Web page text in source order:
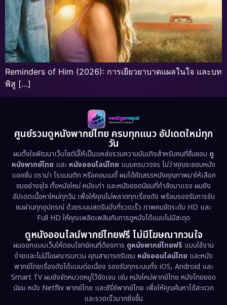
Reminders of Him (2026): การเยียวยาบาดแผลในใจ และบท
พิสู […]
ศูนย์รวมดูหนังพากย์ไทย ครบทุกแนว อัปเดตใหม่ทุก
วัน
ผมตั้งใจพัฒนาเว็บไซต์นี้ให้เป็นแหล่งรวมความบันเทิงสำหรับคนที่ชื่นชอบ ดู
หนังพากย์ไทย และ หนังออนไลน์ไทย แบบครบวงจร ไม่ว่าคุณจะชอบหนัง
แอคชั่น ดราม่า โรแมนติก หรือคอมเมดี้ ผมได้คัดสรรหนังคุณภาพมาให้เลือก
ชมอย่างจุใจ ทั้งหนังใหม่ หนังเก่า และหนังยอดนิยมที่กำลังมาแรง ผมยัง
อัปเดตเนื้อหาใหม่ทุกวัน เพื่อให้คุณไม่พลาดทุกเรื่องดัง พร้อมรองรับการรับ
ชมผ่านทุกอุปกรณ์ ด้วยระบบสตรีมมิ่งที่รวดเร็ว ภาพคมชัดระดับ HD และ
Full HD ให้คุณเพลิดเพลินกับการดูหนังได้แบบไม่มีสะดุด
ดูหนังออนไลน์พากย์ไทยฟรี ไม่มีโฆษณากวนใจ
ผมออกแบบเว็บให้ตอบโจทย์คนที่ต้องการ ดูหนังพากย์ไทยฟรี แบบใช้งาน
ง่ายและไม่มีโฆษณารบกวน คุณสามารถรับชม หนังออนไลน์ไทย และหนัง
พากย์ไทยเรื่องดังได้แบบต่อเนื่อง รองรับทุกระบบทั้ง iOS, Android และ
Smart TV ผมยังจัดหมวดหมู่ไว้ชัดเจน เช่น หนังใหม่พากย์ไทย หนังไทยยอด
นิยม หนัง Netflix พากย์ไทย และซีรี่ย์พากย์ไทย เพื่อให้คุณค้นหาได้สะดวก
และรวดเร็วมากยิ่งขึ้น